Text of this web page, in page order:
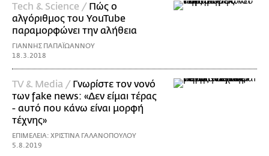
Τech & Science / Πώς ο
αλγόριθμος του YouTube
παραμορφώνει την αλήθεια
ΓΙΑΝΝΗΣ ΠΑΠΑΪΩΑΝΝΟΥ
18.3.2018
TV & Media / Γνωρίστε τον νονό
των fake news: «Δεν είμαι τέρας
- αυτό που κάνω είναι μορφή
τέχνης»
ΕΠΙΜΕΛΕΙΑ: ΧΡΙΣΤΙΝΑ ΓΑΛΑΝΟΠΟΥΛΟΥ
5.8.2019